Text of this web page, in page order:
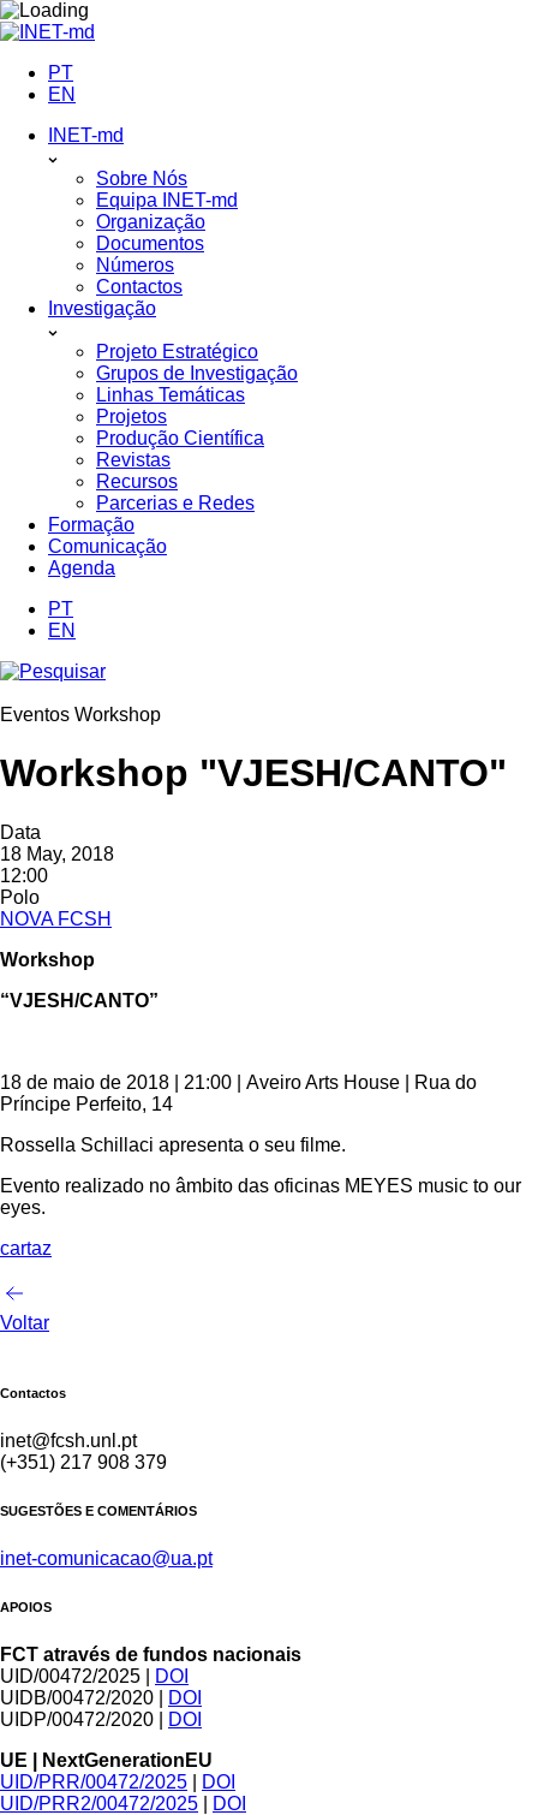
Skip
to
PT
EN
INET-md
Sobre Nós
Equipa INET-md
Organização
Documentos
Números
Contactos
Investigação
Projeto Estratégico
Grupos de Investigação
Linhas Temáticas
Projetos
Produção Científica
Revistas
Recursos
Parcerias e Redes
Formação
Comunicação
Agenda
PT
EN
Eventos Workshop
Workshop "VJESH/CANTO"
Data
18 May, 2018
12:00
Polo
NOVA FCSH
Workshop
“VJESH/CANTO”
18 de maio de 2018 | 21:00 | Aveiro Arts House | Rua do
Príncipe Perfeito, 14
Rossella Schillaci apresenta o seu filme.
Evento realizado no âmbito das oficinas MEYES music to our
eyes.
cartaz
Voltar
Contactos
inet@fcsh.unl.pt
(+351) 217 908 379
SUGESTÕES E COMENTÁRIOS
inet-comunicacao@ua.pt
APOIOS
FCT através de fundos nacionais
UID/00472/2025 |
DOI
UIDB/00472/2020 |
DOI
UIDP/00472/2020 |
DOI
UE | NextGenerationEU
UID/PRR/00472/2025
DOI
UID/PRR2/00472/2025
DOI